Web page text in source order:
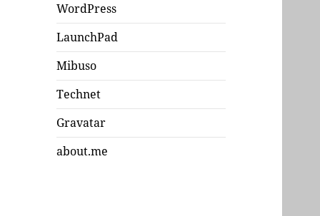
WordPress
LaunchPad
Mibuso
Technet
Gravatar
about.me